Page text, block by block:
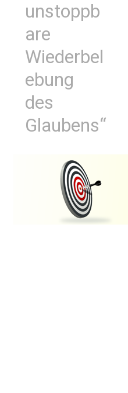
unstoppb
are
Wiederbel
ebung
des
Glaubens“